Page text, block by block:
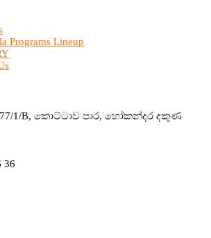
Programs Lineup
1/B, කොට්ටාව පාර, හෝකන්දර දකුණ
36